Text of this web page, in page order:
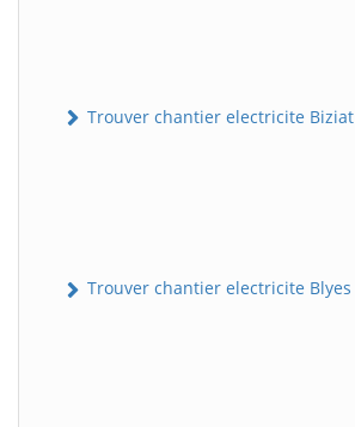
Trouver chantier electricite Biziat
Trouver chantier electricite Blyes